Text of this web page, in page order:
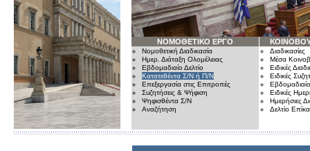
ΝΟΜΟΘΕΤΙΚΟ ΕΡΓΟ
Νομοθετική Διαδικασία
Ημερ. Διάταξη Ολομέλειας
Εβδομαδιαίο Δελτίο
Κατατεθέντα Σ/Ν ή Π/Ν
Επεξεργασία στις Επιτροπές
Συζητήσεις & Ψήφιση
Ψηφισθέντα Σ/Ν
Αναζήτηση
Διαδικασίες
Μέσα
Ειδικές
Ειδικές
Εβδομαδιαίο
Ειδικές
Ημερήσιες
Δελτίο